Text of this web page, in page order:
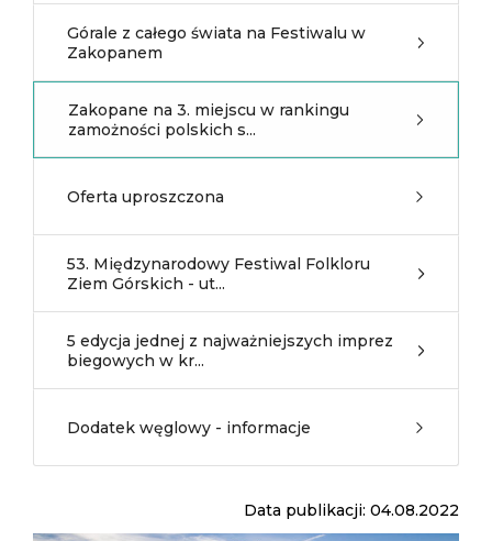
Górale z całego świata na Festiwalu w
Zakopanem
Zakopane na 3. miejscu w rankingu
zamożności polskich s...
Oferta uproszczona
53. Międzynarodowy Festiwal Folkloru
Ziem Górskich - ut...
5 edycja jednej z najważniejszych imprez
biegowych w kr...
Dodatek węglowy - informacje
Data publikacji: 04.08.2022